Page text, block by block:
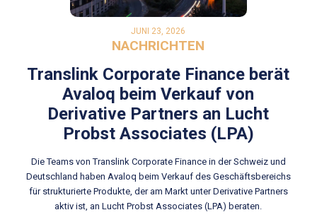
JUNI 23, 2026
NACHRICHTEN
Translink Corporate Finance berät
Avaloq beim Verkauf von
Derivative Partners an Lucht
Probst Associates (LPA)
Die Teams von Translink Corporate Finance in der Schweiz und
Deutschland haben Avaloq beim Verkauf des Geschäftsbereichs
für strukturierte Produkte, der am Markt unter Derivative Partners
aktiv ist, an Lucht Probst Associates (LPA) beraten.